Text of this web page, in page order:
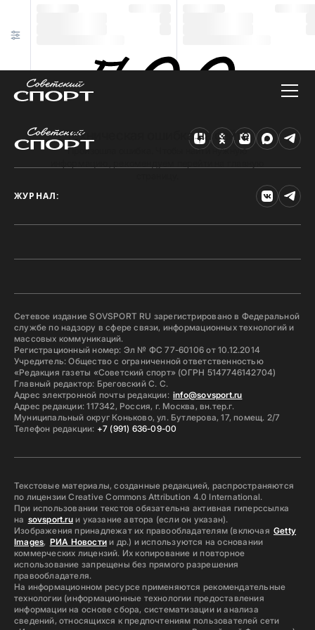
Техническая ошибка на сайте
Произошла ошибка. Чтобы найти нужную
ЖУРНАЛ:
Сетевое издание SOVSPORT RU зарегистрировано в Федеральной
службе по надзору в сфере связи, информационных технологий и
массовых коммуникаций.
Регистрационный номер: Эл № ФС 77-60106 от 10.12.2014
Учредитель: Общество с ограниченной ответственностью
«Редакция газеты «Советский спорт» (ОГРН 5147746142704)
Главный редактор: Бреговский С. С.
Адрес электронной почты редакции: info@sovsport.ru
Адрес редакции: 117342, Россия, г. Москва, вн.тер.г.
Муниципальный округ Коньково, ул. Бутлерова, 17, помещ. 2/7
Телефон редакции: +7 (991) 636-09-00
Текстовые материалы, созданные редакцией, распространяются
по лицензии Creative Commons Attribution 4.0 International.
При использовании текстов обязательна активная гиперссылка
на sovsport.ruи указание автора (если он указан).
Изображения принадлежат их правообладателям (включая Getty
Images, РИА Новостии др.) и используются на основании
коммерческих лицензий. Их копирование и повторное
использование запрещены без прямого разрешения
правообладателя.
На информационном ресурсе применяются рекомендательные
технологии (информационные технологии предоставления
информации на основе сбора, систематизации и анализа
сведений, относящихся к предпочтениям пользователей сети